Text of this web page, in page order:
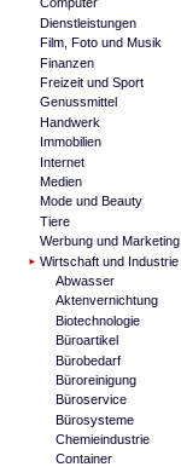
Computer
Dienstleistungen
Film, Foto und Musik
Finanzen
Freizeit und Sport
Genussmittel
Handwerk
Immobilien
Internet
Medien
Mode und Beauty
Tiere
Werbung und Marketing
Wirtschaft und Industrie
Abwasser
Aktenvernichtung
Biotechnologie
Büroartikel
Bürobedarf
Büroreinigung
Büroservice
Bürosysteme
Chemieindustrie
Container